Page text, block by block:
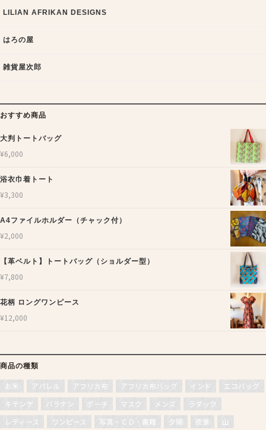
LILIAN AFRIKAN DESIGNS
はろの屋
雑貨屋次郎
おすすめ商品
大判トートバッグ
¥6,000
浴衣巾着トート
¥3,300
A4ファイルホルダー（チャック付）
¥2,000
【革ベルト】トートバッグ（ショルダー型）
¥7,800
花柄 ロングワンピース
¥12,000
商品の種類
お米 アパレル アフリカ布 アフリカ布バッグ インド
エコバッグ
キテンゲ
バラナシ ポーチ マスク メンズ
ラダック
レディース
ワンピース 写真・ＣＤ・書籍 夕陽 夜景
山